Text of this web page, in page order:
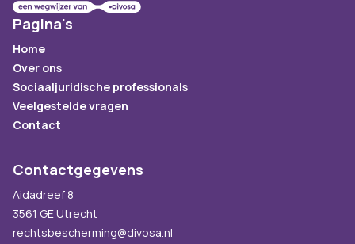
Pagina's
Home
Over ons
Sociaaljuridische professionals
Veelgestelde vragen
Contact
Contactgegevens
Aidadreef 8
3561 GE Utrecht
rechtsbescherming@divosa.nl